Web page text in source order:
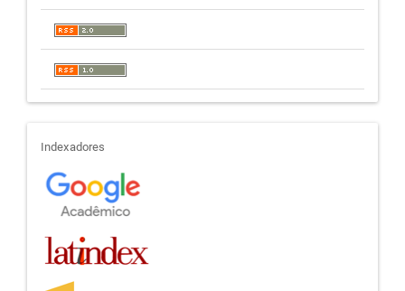
indexadores
Indexadores